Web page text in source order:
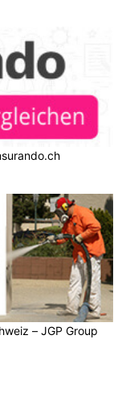
– JGP Group